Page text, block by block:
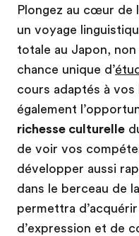
Plongez au cœur de
un voyage
totale au Japon,
chance unique d’
cours adaptés à vos
également
richesse culturelle
de voir vos
développer aussi
dans le berceau de
permettra
d’expression et de